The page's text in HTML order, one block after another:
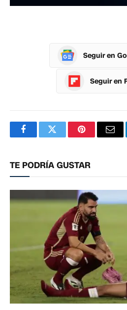
Seguir en
Seguir en
FacebookTwitterPinterest
TE PODRÍA GUSTAR